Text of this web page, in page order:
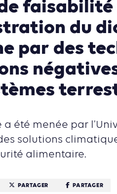
faisabilité
du
par des
a été menée par
solutions
alimentaire.
PARTAGER PARTAGER